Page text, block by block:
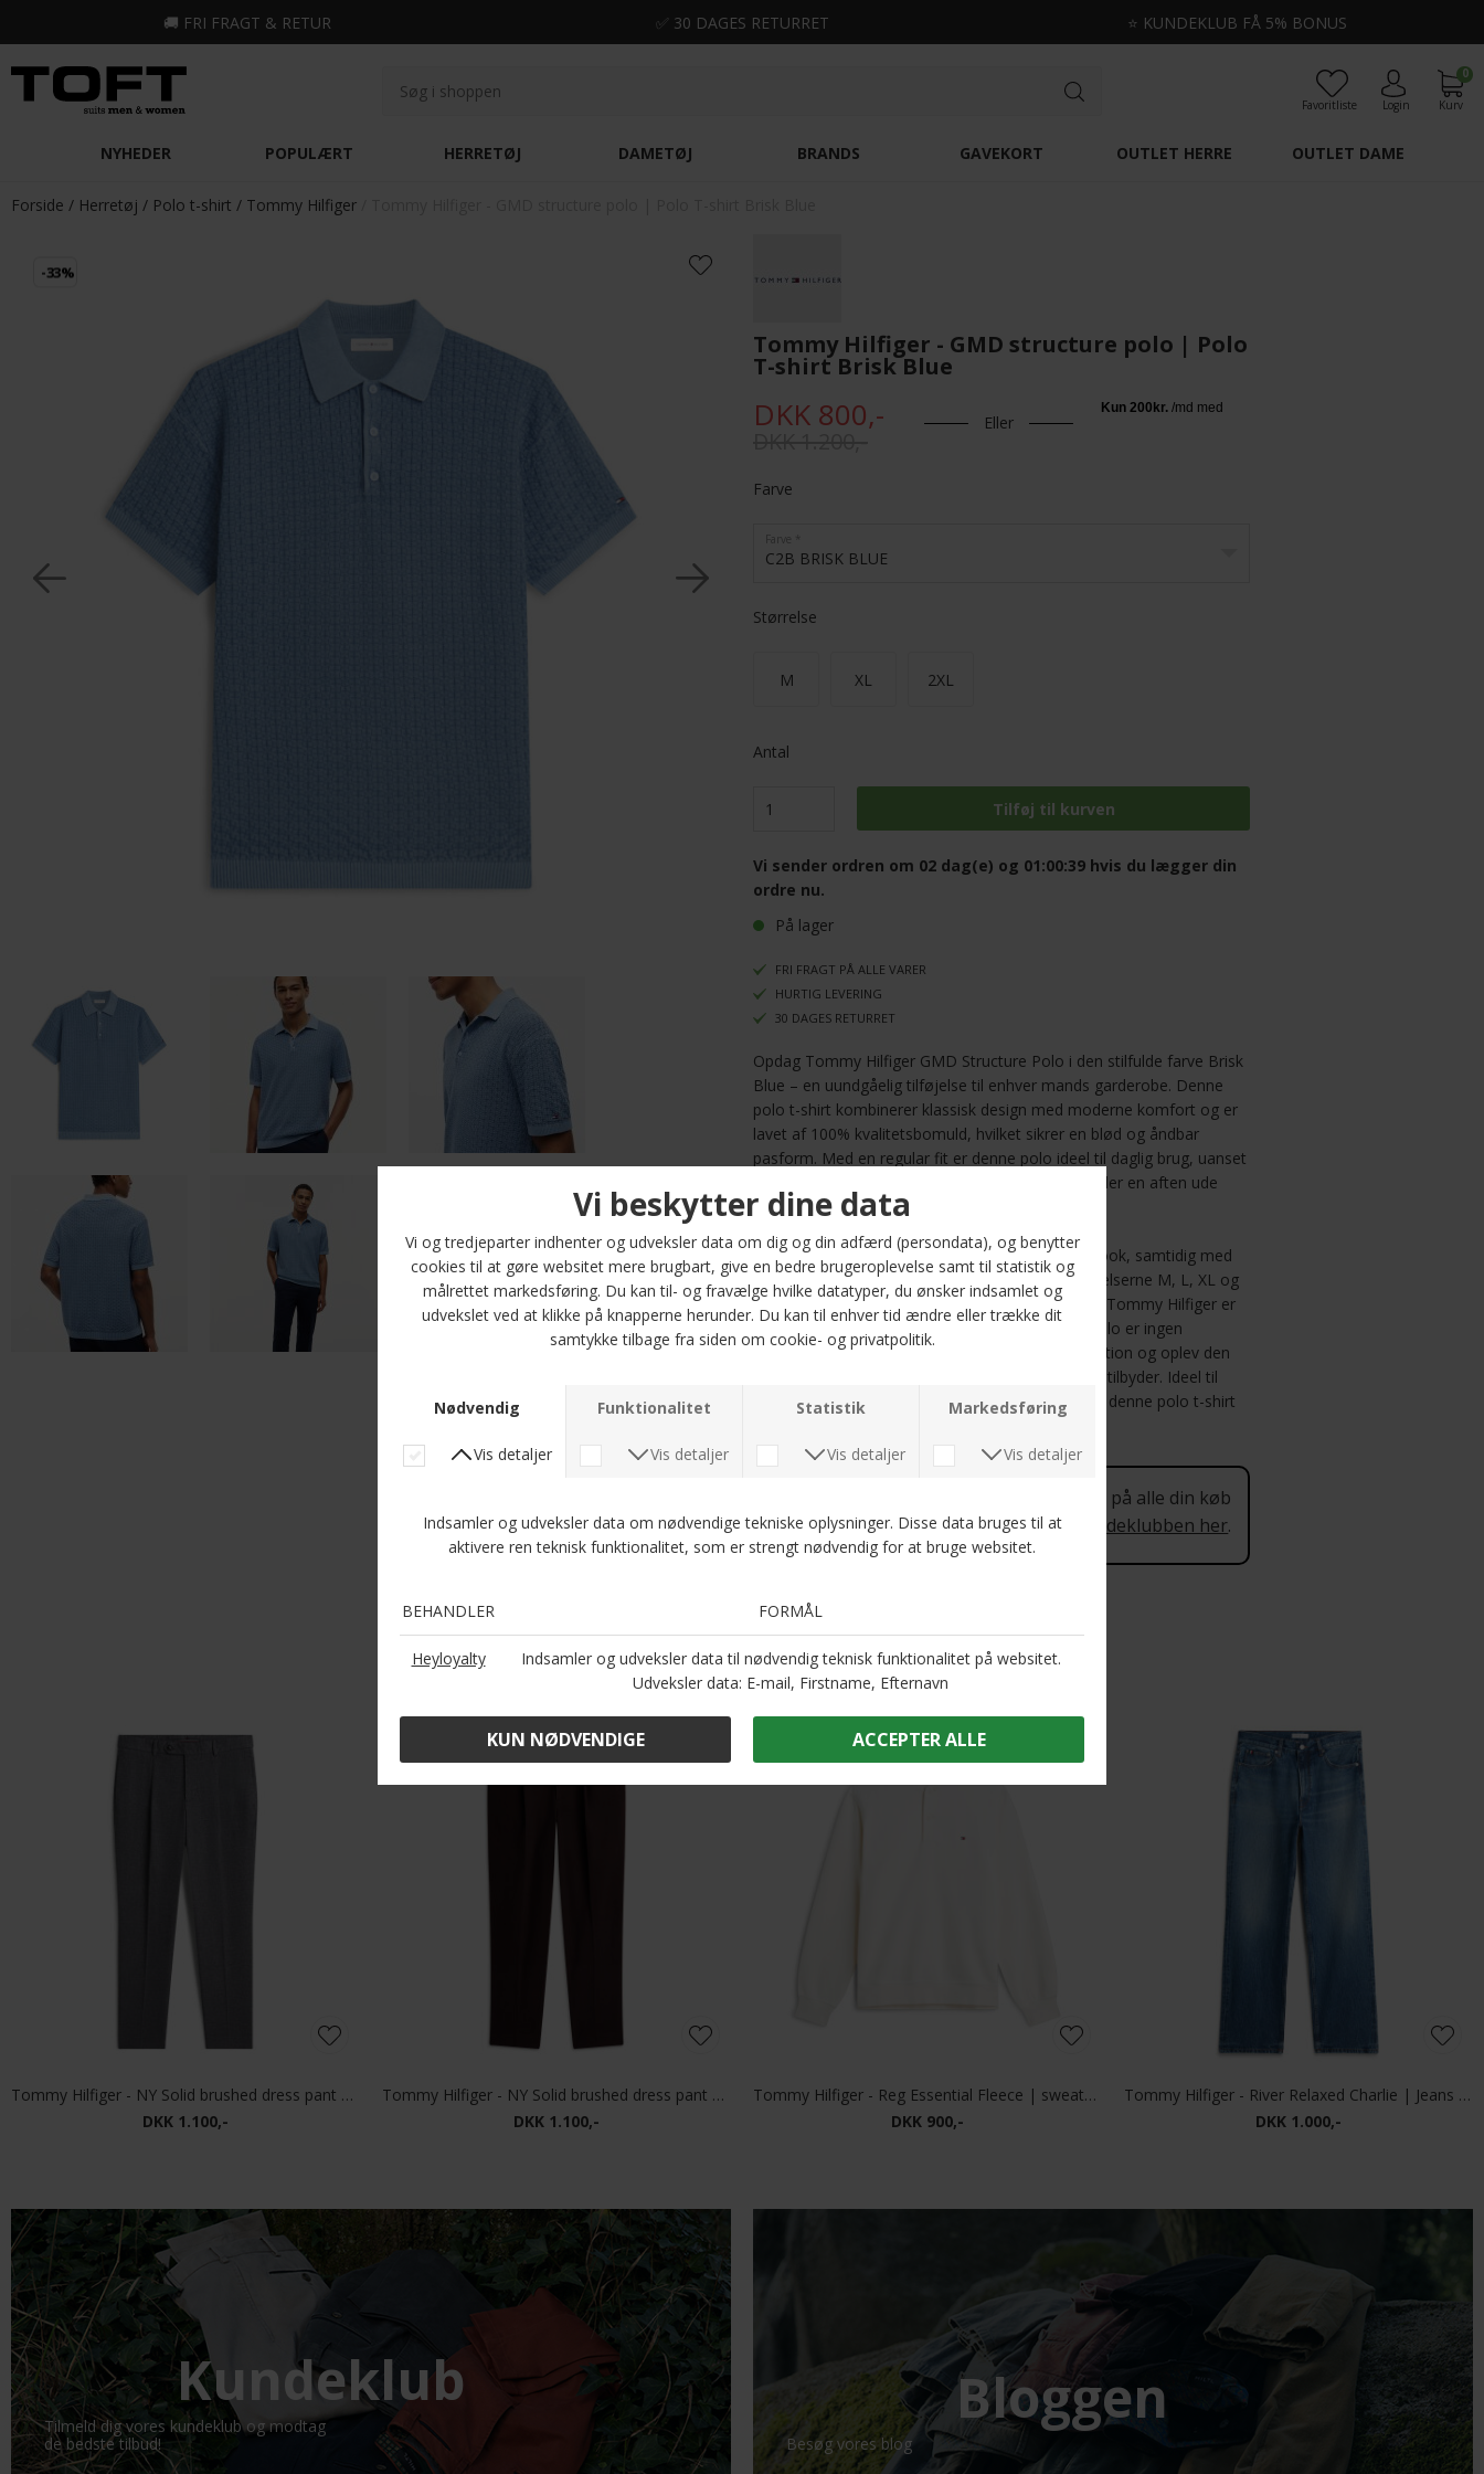
🚚 FRI FRAGT & RETUR ✅ 30 DAGES RETURRET ⭐ KUNDEKLUB FÅ 5% BONUS
Kurv
0
Login
Favoritliste
NYHEDER POPULÆRT HERRETØJ DAMETØJ BRANDS GAVEKORT OUTLET HERRE OUTLET DAME
Forside Herretøj Polo t-shirt Tommy Hilfiger
-33%
Tommy Hilfiger - GMD structure polo | Polo
T-shirt Brisk Blue
DKK 800,- Eller
Farve
C2B BRISK BLUE
Farve
Størrelse
M XL 2XL
Antal
Vi sender ordren om 02 dag(e) og 01:00:38 hvis du lægger din
ordre nu.
På lager
FRI FRAGT PÅ ALLE VARER
HURTIG LEVERING
30 DAGES RETURRET
Opdag Tommy Hilfiger GMD Structure Polo i den stilfulde farve Brisk
Blue – en uundgåelig tilføjelse til enhver mands garderobe. Denne
polo t-shirt kombinerer klassisk design med moderne komfort og er
lavet af 100% kvalitetsbomuld, hvilket sikrer en blød og åndbar
pasform. Med en regular fit er denne polo ideel til daglig brug, uanset
om du er på kontoret, til en afslappet weekend eller en aften ude
med vennerne.
Poloen har en strikket finish, der giver et sporty look, samtidig med
at den bevarer en tidløs elegance. Den fås i størrelserne M, L, XL og
2XL, så du nemt kan finde den perfekte pasform. Tommy Hilfiger er
kendt for sit fokus på kvalitet og stil, og denne polo er ingen
undtagelse. Tilføj denne alsidige polo til din kollektion og oplev den
uovertrufne komfort og stil, som Tommy Hilfiger tilbyder. Ideel til
layering eller som et selvstændigt statement, gør denne polo t-shirt
Optjen 5 procent rabat på alle din køb
Læs mere om Kundeklubben her.
Andre købte også
Tommy Hilfiger - NY Solid brushed dress pant | Chino dark grey
DKK 1.100,-
Tommy Hilfiger - NY Solid brushed dress pant | Chino Chocolate
DKK 1.100,-
Tommy Hilfiger - Reg Essential Fleece | sweatshirt Ivory Petal
DKK 900,-
Tommy Hilfiger - River Relaxed Charlie | Jeans charlie Blue
DKK 1.000,-
Kundeklub
Tilmeld dig vores kundeklub og modtag
de bedste tilbud!
Bloggen
Besøg vores blog